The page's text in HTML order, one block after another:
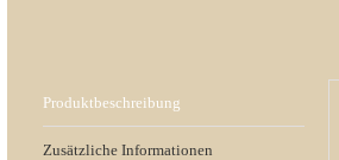
Produktbeschreibung
Zusätzliche Informationen